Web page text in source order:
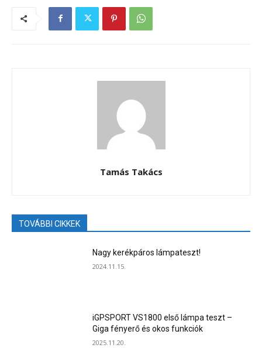
Tamás Takács
TOVÁBBI CIKKEK
Nagy kerékpáros lámpateszt!
2024.11.15.
iGPSPORT VS1800 első lámpa teszt –
Giga fényerő és okos funkciók
2025.11.20.